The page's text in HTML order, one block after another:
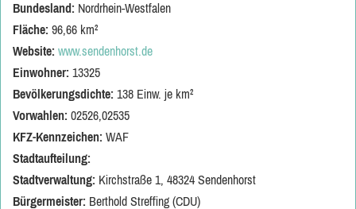
Bundesland: Nordrhein-Westfalen
Fläche: 96,66 km²
Website: www.sendenhorst.de
Einwohner: 13325
Bevölkerungsdichte: 138 Einw. je km²
Vorwahlen: 02526,02535
KFZ-Kennzeichen: WAF
Stadtaufteilung:
Stadtverwaltung: Kirchstraße 1, 48324 Sendenhorst
Bürgermeister: Berthold Streffing (CDU)